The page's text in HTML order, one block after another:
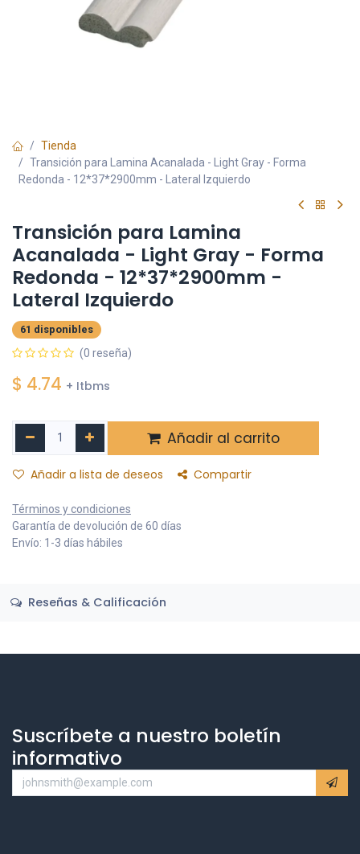
Tienda
Transición para Lamina Acanalada - Light Gray - Forma
Redonda - 12*37*2900mm - Lateral Izquierdo
Transición para Lamina
Acanalada - Light Gray - Forma
Redonda - 12*37*2900mm -
Lateral Izquierdo
61 disponibles
(0 reseña)
$ 4.74 + Itbms
Añadir al carrito
Añadir a lista de deseos Compartir
Términos y condiciones
Garantía de devolución de 60 días
Envío: 1-3 días hábiles
Reseñas & Calificación
Suscríbete a nuestro boletín
informativo